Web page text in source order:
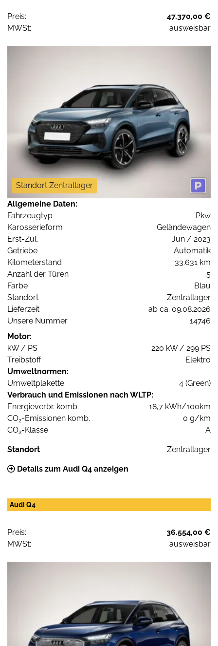
Preis:
47.370,00 €
MWSt:
ausweisbar
Standort Zentrallager
Allgemeine Daten:
Fahrzeugtyp
Pkw
Karosserieform
Geländewagen
Erst-Zul.
Jun / 2023
Getriebe
Automatik
Kilometerstand
33.631 km
Anzahl der Türen
5
Farbe
Blau
Standort
Zentrallager
Lieferzeit
ab ca. 09.08.2026
Unsere Nummer
14746
Motor:
kW / PS
220 kW / 299 PS
Treibstoff
Elektro
Umweltnormen:
Umweltplakette
4 (Green)
Verbrauch und Emissionen nach WLTP:
Energieverbr. komb.
18,7 kWh/100km
CO2-Emissionen komb.
0 g/km
CO2-Klasse A
Standort Zentrallager
Details zum Audi Q4 anzeigen
Audi Q4
Preis:
36.554,00 €
MWSt:
ausweisbar